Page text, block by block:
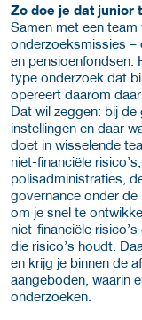
Zo doe je dat junior
Samen met een
onderzoeksmissies –
en pensioenfondsen.
type onderzoek dat
opereert daarom
Dat wil zeggen: bij
instellingen en daar
doet in wisselende
niet-financiële
polisadministraties,
governance onder de
om je snel te
niet-financiële
die risico’s houdt.
en krijg je binnen de
aangeboden, waarin
onderzoeken.